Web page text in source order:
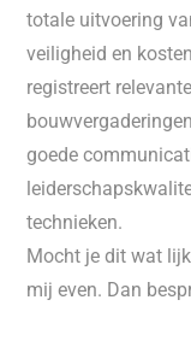
totale uitvoering
veiligheid en
registreert
goede
technieken.
Mocht je dit wat
mij even. Dan